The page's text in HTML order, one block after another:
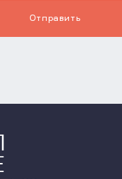
Отправить